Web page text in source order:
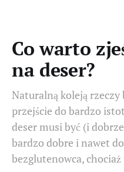
Co warto
na deser?
Naturalną koleją
przejście do bardzo
deser musi być (i
bardzo dobre i nawet
bezglutenowca, chociaż